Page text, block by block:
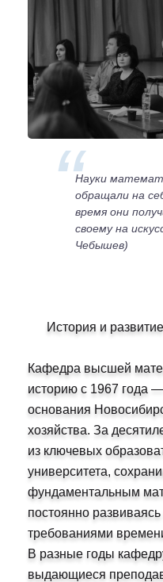
Науки
обращали на
время они
своему на
Чебышев)
История и
Кафедра высшей
историю с 1967 года
основания
хозяйства. За
из ключевых
университета,
фундаментальным
постоянно
требованиями
В разные годы
выдающиеся